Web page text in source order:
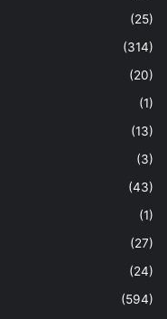
(25)
(314)
(20)
(1)
(13)
(3)
(43)
(1)
(27)
(24)
(594)